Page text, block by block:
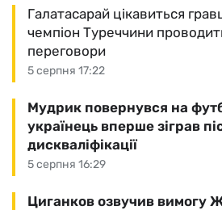
5 серпня 17:22
Галатасарай цікавиться
чемпіон Туреччини
переговори
5 серпня 16:29
Мудрик повернувся на
українець вперше зіграв
дискваліфікації
Циганков озвучив вимогу